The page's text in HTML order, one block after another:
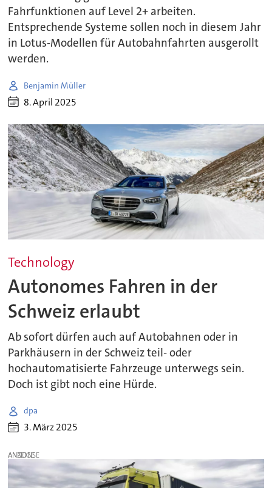
Fahrfunktionen auf Level 2+ arbeiten.
Entsprechende Systeme sollen noch in diesem Jahr
in Lotus-Modellen für Autobahnfahrten ausgerollt
werden.
Benjamin Müller
8. April 2025
Technology
Autonomes Fahren in der
Schweiz erlaubt
Ab sofort dürfen auch auf Autobahnen oder in
Parkhäusern in der Schweiz teil- oder
hochautomatisierte Fahrzeuge unterwegs sein.
Doch ist gibt noch eine Hürde.
dpa
3. März 2025
ANZEIGE